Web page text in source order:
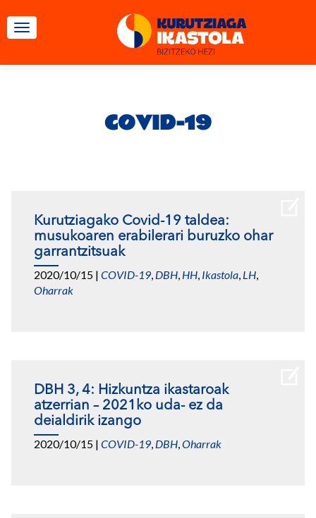
TOGGLE NAVIGATION
COVID-19
Kurutziagako Covid-19 taldea:
musukoaren erabilerari buruzko ohar
garrantzitsuak
2020/10/15 | COVID-19, DBH, HH, Ikastola, LH,
Oharrak
DBH 3, 4: Hizkuntza ikastaroak
atzerrian – 2021ko uda- ez da
deialdirik izango
2020/10/15 | COVID-19, DBH,Oharrak